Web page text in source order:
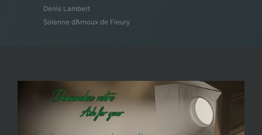
Denis Lambert
Solenne d’Arnoux de Fleury